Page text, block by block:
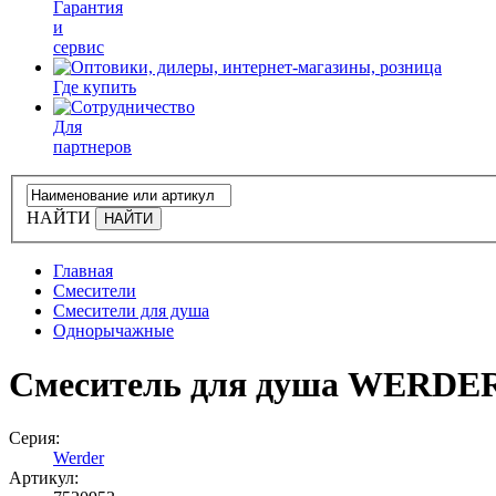
Гарантия
и
сервис
Где купить
Для
партнеров
НАЙТИ
Главная
Смесители
Смесители для душа
Однорычажные
Смеситель для душа
Серия:
Werder
Артикул: